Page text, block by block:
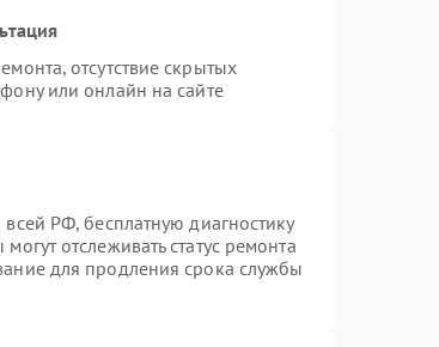
отсутствие скрытых
или онлайн на сайте
РФ, бесплатную диагностику
отслеживать статус ремонта
для продления срока службы